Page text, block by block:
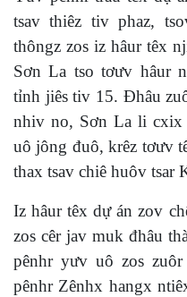
tsav thiêz tiv phaz,
thôngz zos iz hâur têx
Sơn La tso tơưv hâur
tỉnh jiês tiv 15. Đhâu
nhiv no, Sơn La li cxix
uô jông đuô, krêz tơưv
thax tsav chiê huôv tsar
Iz hâur têx dự án zov
zos cêr jav muk đhâu
pênhr yưv uô zos
pênhr Zênhx hangx